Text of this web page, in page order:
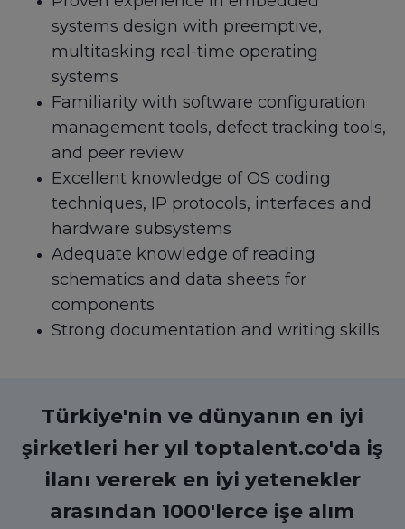
systems design with preemptive,
multitasking real-time operating
systems
Familiarity with software configuration
management tools, defect tracking tools,
and peer review
Excellent knowledge of OS coding
techniques, IP protocols, interfaces and
hardware subsystems
Adequate knowledge of reading
schematics and data sheets for
components
Strong documentation and writing skills
Türkiye'nin ve dünyanın en iyi
şirketleri her yıl toptalent.co'da iş
ilanı vererek en iyi yetenekler
arasından 1000'lerce işe alım